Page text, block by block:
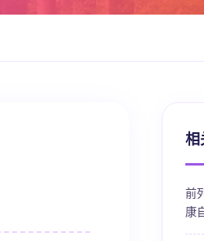
相
前
康